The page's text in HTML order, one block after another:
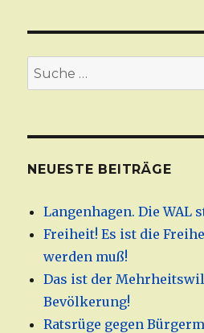
Suche
nach:
NEUESTE BEITRÄGE
Langenhagen. Die WAL
Freiheit! Es ist die
werden muß!
Das ist der
Bevölkerung!
Ratsrüge gegen